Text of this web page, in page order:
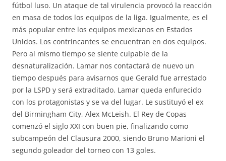
fútbol luso. Un ataque de tal virulencia provocó la reacción
en masa de todos los equipos de la liga. Igualmente, es el
más popular entre los equipos mexicanos en Estados
Unidos. Los contrincantes se encuentran en dos equipos.
Pero al mismo tiempo se siente culpable de la
desnaturalización. Lamar nos contactará de nuevo un
tiempo después para avisarnos que Gerald fue arrestado
por la LSPD y será extraditado. Lamar queda enfurecido
con los protagonistas y se va del lugar. Le sustituyó el ex
del Birmingham City, Alex McLeish. El Rey de Copas
comenzó el siglo XXI con buen pie, finalizando como
subcampeón del Clausura 2000, siendo Bruno Marioni el
segundo goleador del torneo con 13 goles.